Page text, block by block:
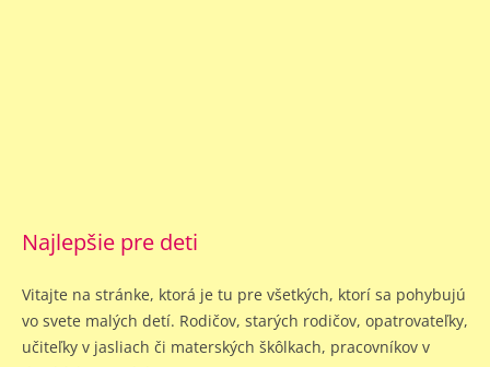
Najlepšie pre deti
Vitajte na stránke, ktorá je tu pre všetkých, ktorí sa pohybujú
vo svete malých detí. Rodičov, starých rodičov, opatrovateľky,
učiteľky v jasliach či materských škôlkach, pracovníkov v